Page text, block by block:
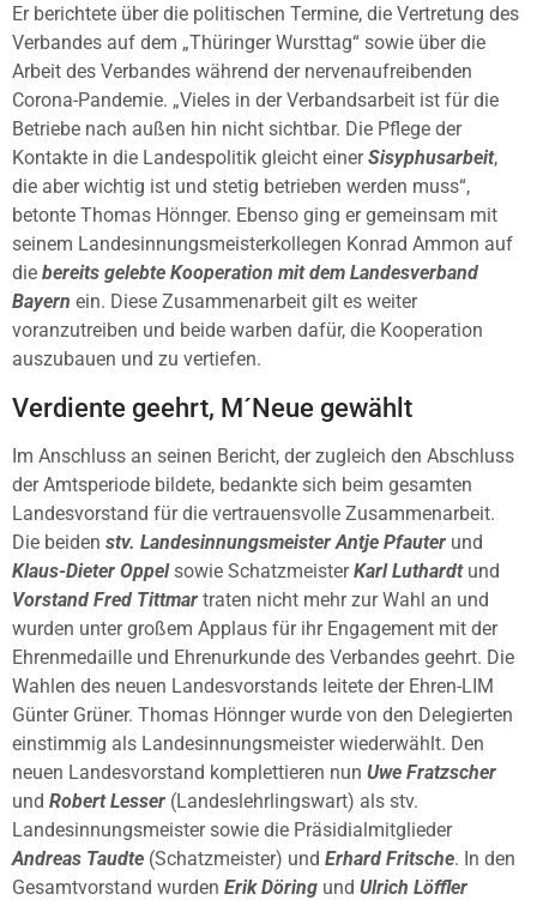
Er berichtete über die politischen Termine, die Vertretung des
Verbandes auf dem „Thüringer Wursttag“ sowie über die
Arbeit des Verbandes während der nervenaufreibenden
Corona-Pandemie. „Vieles in der Verbandsarbeit ist für die
Betriebe nach außen hin nicht sichtbar. Die Pflege der
Kontakte in die Landespolitik gleicht einerSisyphusarbeit,
die aber wichtig ist und stetig betrieben werden muss“,
betonte Thomas Hönnger. Ebenso ging er gemeinsam mit
seinem Landesinnungsmeisterkollegen Konrad Ammon auf
die bereits gelebte Kooperation mit dem Landesverband
Bayern ein. Diese Zusammenarbeit gilt es weiter
voranzutreiben und beide warben dafür, die Kooperation
auszubauen und zu vertiefen.
Verdiente geehrt, M´Neue gewählt
Im Anschluss an seinen Bericht, der zugleich den Abschluss
der Amtsperiode bildete, bedankte sich beim gesamten
Landesvorstand für die vertrauensvolle Zusammenarbeit.
Die beiden stv. Landesinnungsmeister Antje Pfauter und
Klaus-Dieter Oppelsowie SchatzmeisterKarl Luthardt und
Vorstand Fred Tittmar traten nicht mehr zur Wahl an und
wurden unter großem Applaus für ihr Engagement mit der
Ehrenmedaille und Ehrenurkunde des Verbandes geehrt. Die
Wahlen des neuen Landesvorstands leitete der Ehren-LIM
Günter Grüner. Thomas Hönnger wurde von den Delegierten
einstimmig als Landesinnungsmeister wiederwählt. Den
neuen Landesvorstand komplettieren nun Uwe Fratzscher
und Robert Lesser (Landeslehrlingswart) als stv.
Landesinnungsmeister sowie die Präsidialmitglieder
Andreas Taudte (Schatzmeister) und Erhard Fritsche. In den
Gesamtvorstand wurden Erik Döring und Ulrich Löffler